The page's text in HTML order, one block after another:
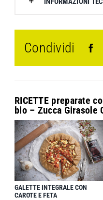
Condividi
RICETTE preparate
bio – Zucca Girasole
GALETTE INTEGRALE CON
CAROTE E FETA